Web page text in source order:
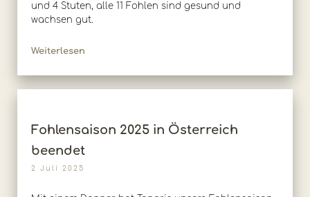
und 4 Stuten, alle 11 Fohlen sind gesund und
wachsen gut.
Weiterlesen
Fohlensaison 2025 in Österreich
beendet
2 Juli 2025